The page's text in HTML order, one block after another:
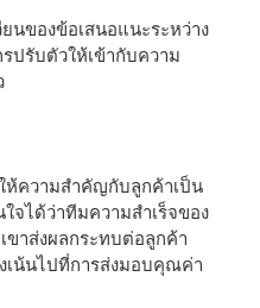
ยนของข้อเสนอแนะระหว่าง
ปรับตัวให้เข้ากับความ
ห้ความสําคัญกับลูกค้าเป็น
จได้ว่าทีมความสําเร็จของ
ขาส่งผลกระทบต่อลูกค้า
เน้นไปที่การส่งมอบคุณค่า